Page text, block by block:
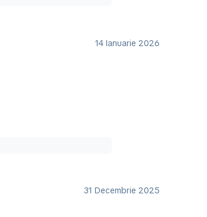
14 Ianuarie 2026
31 Decembrie 2025